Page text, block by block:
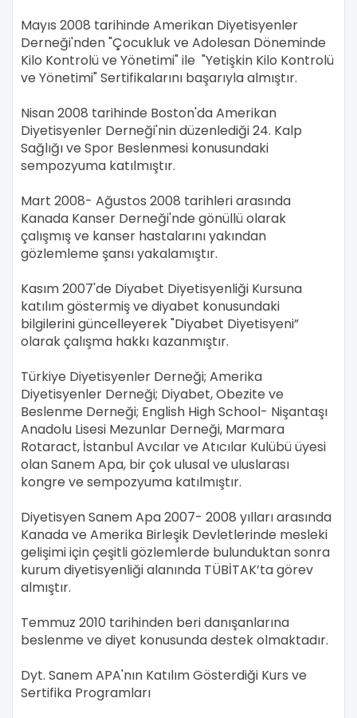
Mayıs 2008 tarihinde Amerikan Diyetisyenler
Derneği'nden "Çocukluk ve Adolesan Döneminde
Kilo Kontrolü ve Yönetimi" ile "Yetişkin Kilo Kontrolü
ve Yönetimi" Sertifikalarını başarıyla almıştır.
Nisan 2008 tarihinde Boston'da Amerikan
Diyetisyenler Derneği'nin düzenlediği 24. Kalp
Sağlığı ve Spor Beslenmesi konusundaki
sempozyuma katılmıştır.
Mart 2008- Ağustos 2008 tarihleri arasında
Kanada Kanser Derneği'nde gönüllü olarak
çalışmış ve kanser hastalarını yakından
gözlemleme şansı yakalamıştır.
Kasım 2007'de Diyabet Diyetisyenliği Kursuna
katılım göstermiş ve diyabet konusundaki
bilgilerini güncelleyerek "Diyabet Diyetisyeni”
olarak çalışma hakkı kazanmıştır.
Türkiye Diyetisyenler Derneği; Amerika
Diyetisyenler Derneği; Diyabet, Obezite ve
Beslenme Derneği; English High School- Nişantaşı
Anadolu Lisesi Mezunlar Derneği, Marmara
Rotaract, İstanbul Avcılar ve Atıcılar Kulübü üyesi
olan Sanem Apa, bir çok ulusal ve uluslarası
kongre ve sempozyuma katılmıştır.
Diyetisyen Sanem Apa 2007- 2008 yılları arasında
Kanada ve Amerika Birleşik Devletlerinde mesleki
gelişimi için çeşitli gözlemlerde bulunduktan sonra
kurum diyetisyenliği alanında TÜBİTAK’ta görev
almıştır.
Temmuz 2010 tarihinden beri danışanlarına
beslenme ve diyet konusunda destek olmaktadır.
Dyt. Sanem APA'nın Katılım Gösterdiği Kurs ve
Sertifika Programları